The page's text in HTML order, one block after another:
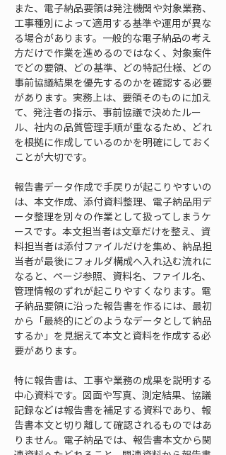
また、電子納品要領は発注機関や対象業務、
工事種別によって適用する基準や運用が異な
る場合があります。一般的な電子納品の考え
方だけで作業を進めるのではなく、対象案件
でどの要領、どの基準、どの特記仕様、どの
事前協議結果を優先するのかを確認する必要
があります。実務上は、要領そのものに加え
て、発注者の指示、事前協議で決めたルー
ル、社内の品質管理手順が重なるため、どれ
を根拠に作成しているのかを明確にしておく
ことが大切です。
報告書データ作成で手戻りが起こりやすいの
は、本文作成、添付資料整理、電子納品用デ
ータ整理を別々の作業として扱ってしまうケ
ースです。本文担当者は文章だけを整え、資
料担当者は添付ファイルだけを集め、納品担
当者が最後にフォルダ構成へ入れ込む流れに
なると、ページ参照、資料名、ファイル名、
管理情報のずれが起こりやすくなります。電
子納品要領に沿った報告書を作るには、最初
から「最終的にどのようなデータとして納品
するか」を見据えて本文と資料を作成する必
要があります。
特に報告書は、工事や業務の成果を説明する
中心資料です。図面や写真、測定結果、協議
記録などは報告書を補足する資料であり、報
告書本文と切り離して確認されるものではあ
りません。電子納品では、報告書本文から関